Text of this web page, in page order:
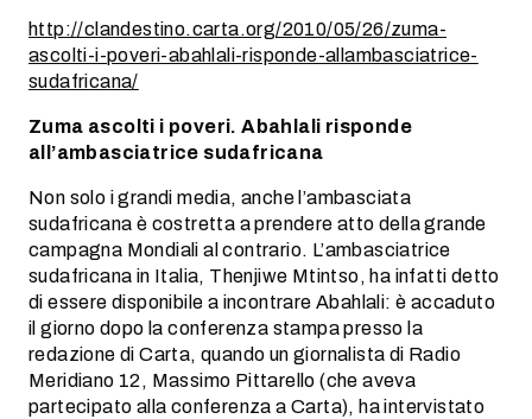
http://clandestino.carta.org/2010/05/26/zuma-
ascolti-i-poveri-abahlali-risponde-allambasciatrice-
sudafricana/
Zuma ascolti i poveri. Abahlali risponde
all’ambasciatrice sudafricana
Non solo i grandi media, anche l’ambasciata
sudafricana è costretta a prendere atto della grande
campagna Mondiali al contrario. L’ambasciatrice
sudafricana in Italia, Thenjiwe Mtintso, ha infatti detto
di essere disponibile a incontrare Abahlali: è accaduto
il giorno dopo la conferenza stampa presso la
redazione di Carta, quando un giornalista di Radio
Meridiano 12, Massimo Pittarello (che aveva
partecipato alla conferenza a Carta), ha intervistato